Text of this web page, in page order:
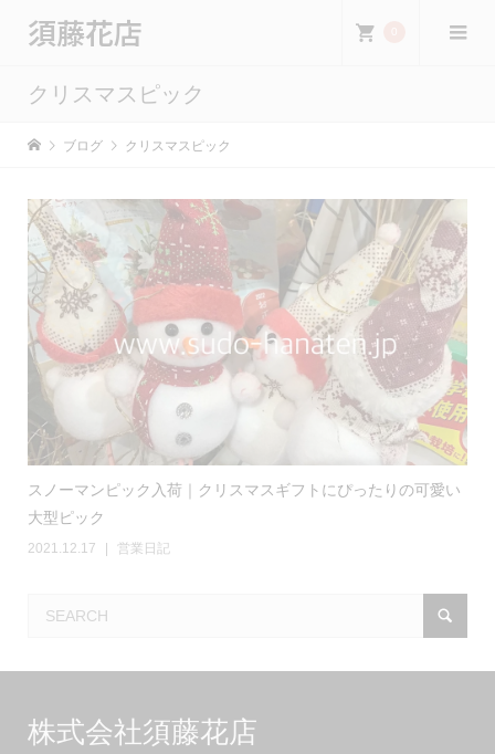
須藤花店
クリスマスピック
ブログ クリスマスピック
スノーマンピック入荷｜クリスマスギフトにぴったりの可愛い
大型ピック
2021.12.17 営業日記
株式会社須藤花店